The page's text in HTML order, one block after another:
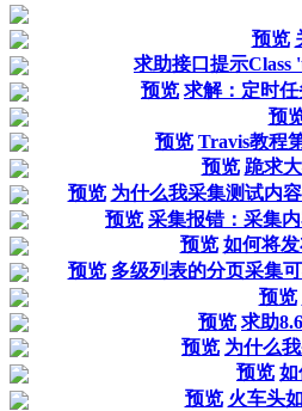
预览
求助接口提示
预览 求解：定时
预
预览 Travis教程
预览 跪求
预览 为什么我采集测试内
预览 采集报错：采集
预览 如何将
预览 多级列表的分页采集
预览
预览 求助
预览 为什么
预览 如
预览 火车头